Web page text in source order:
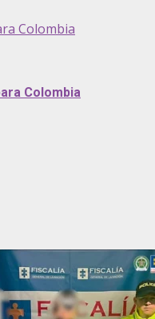
Colombia
Colombia